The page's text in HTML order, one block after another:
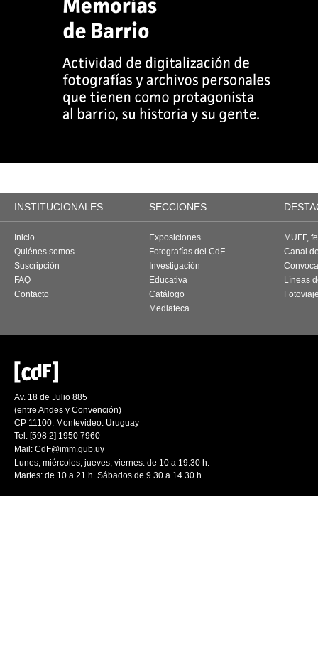
INSTITUCIONALES SECCIONES
Inicio
Quiénes somos
Suscripción
FAQ
Contacto
Exposiciones
Fotografías del CdF
Investigación
Educativa
Catálogo
Mediateca
MUFF,
Canal
Líneas
Av. 18 de Julio 885
(entre Andes y Convención)
CP 11100. Montevideo. Uruguay
Tel: [598 2] 1950 7960
Mail: CdF@imm.gub.uy
Lunes, miércoles, jueves, viernes: de 10 a 19.30 h.
Martes: de 10 a 21 h. Sábados de 9.30 a 14.30 h.